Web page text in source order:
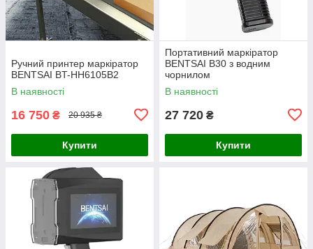
Ручний принтер маркіратор
BENTSAI BT-HH6105B2
В наявності
16 750 ₴ 20 935 ₴
Купити
Портативний маркіратор
BENTSAI B30 з водним
чорнилом
В наявності
27 720 ₴
Купити